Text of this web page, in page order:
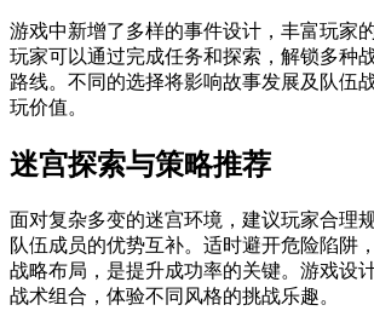
游戏中新增了多样的事件设计，丰富玩家
玩家可以通过完成任务和探索，解锁多种
路线。不同的选择将影响故事发展及队伍
玩价值。
迷宫探索与策略推荐
面对复杂多变的迷宫环境，建议玩家合理
队伍成员的优势互补。适时避开危险陷阱
战略布局，是提升成功率的关键。游戏设
战术组合，体验不同风格的挑战乐趣。